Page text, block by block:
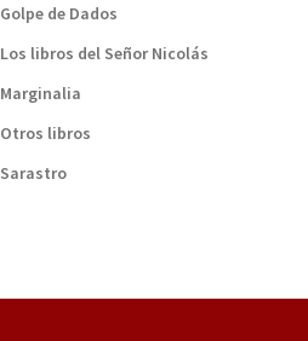
Golpe de Dados
Los libros del Señor Nicolás
Marginalia
Otros libros
Sarastro